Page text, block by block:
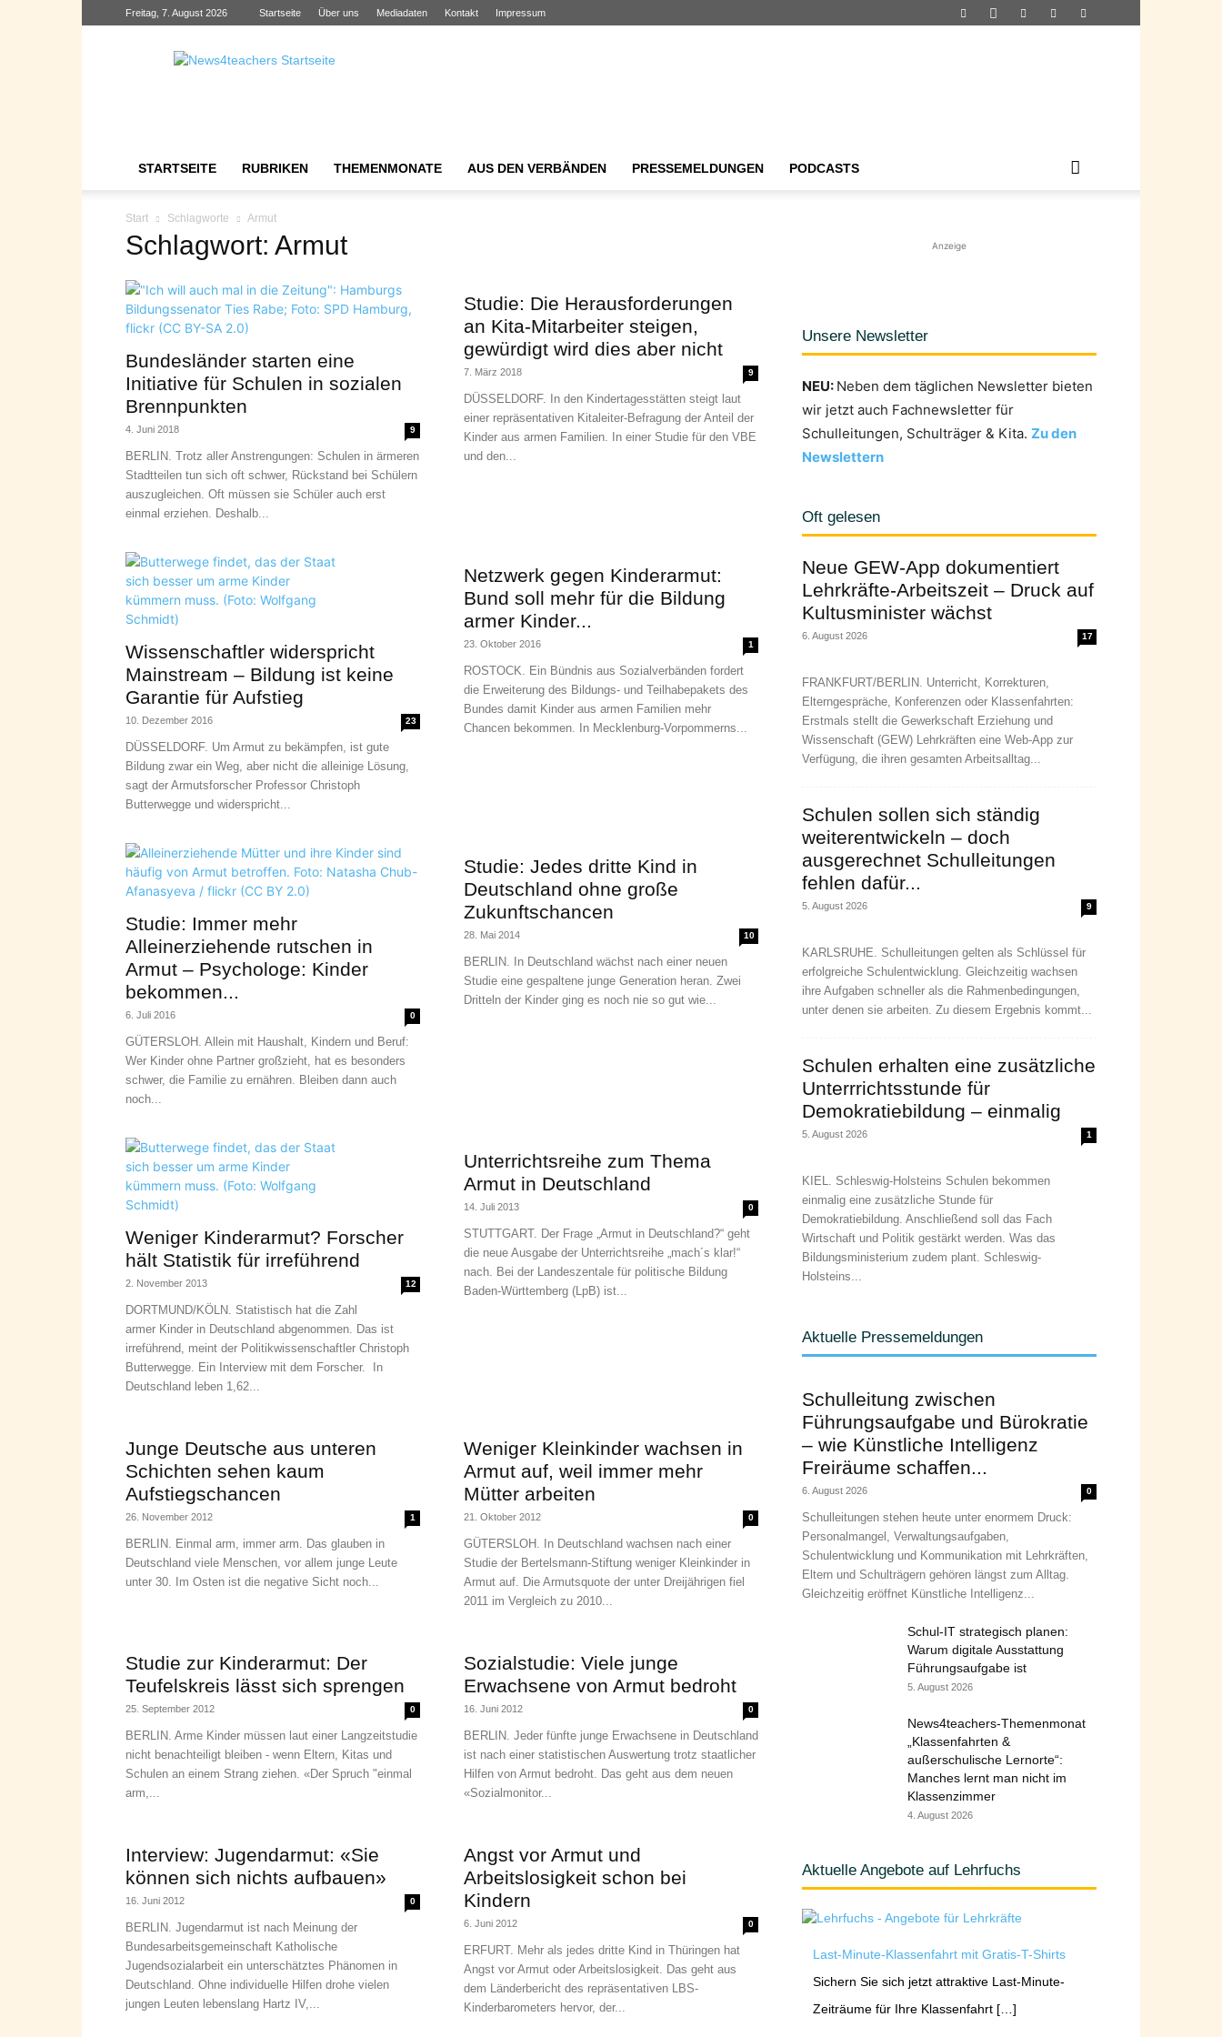
Freitag, 7. August 2026 Startseite Über uns Mediadaten Kontakt Impressum
News4teachers
STARTSEITE RUBRIKEN THEMENMONATE AUS DEN VERBÄNDEN PRESSEMELDUNGEN PODCASTS
Start Schlagworte Armut
Schlagwort: Armut
Bundesländer starten eine
Initiative für Schulen in sozialen
Brennpunkten
4. Juni 2018 9
BERLIN. Trotz aller Anstrengungen: Schulen in ärmeren
Stadtteilen tun sich oft schwer, Rückstand bei Schülern
auszugleichen. Oft müssen sie Schüler auch erst
einmal erziehen. Deshalb...
Studie: Die Herausforderungen
an Kita-Mitarbeiter steigen,
gewürdigt wird dies aber nicht
7. März 2018 9
DÜSSELDORF. In den Kindertagesstätten steigt laut
einer repräsentativen Kitaleiter-Befragung der Anteil der
Kinder aus armen Familien. In einer Studie für den VBE
und den...
Wissenschaftler widerspricht
Mainstream – Bildung ist keine
Garantie für Aufstieg
10. Dezember 2016 23
DÜSSELDORF. Um Armut zu bekämpfen, ist gute
Bildung zwar ein Weg, aber nicht die alleinige Lösung,
sagt der Armutsforscher Professor Christoph
Butterwegge und widerspricht...
Netzwerk gegen Kinderarmut:
Bund soll mehr für die Bildung
armer Kinder...
23. Oktober 2016 1
ROSTOCK. Ein Bündnis aus Sozialverbänden fordert
die Erweiterung des Bildungs- und Teilhabepakets des
Bundes damit Kinder aus armen Familien mehr
Chancen bekommen. In Mecklenburg-Vorpommerns...
Studie: Immer mehr
Alleinerziehende rutschen in
Armut – Psychologe: Kinder
bekommen...
6. Juli 2016 0
GÜTERSLOH. Allein mit Haushalt, Kindern und Beruf:
Wer Kinder ohne Partner großzieht, hat es besonders
schwer, die Familie zu ernähren. Bleiben dann auch
noch...
Studie: Jedes dritte Kind in
Deutschland ohne große
Zukunftschancen
28. Mai 2014 10
BERLIN. In Deutschland wächst nach einer neuen
Studie eine gespaltene junge Generation heran. Zwei
Dritteln der Kinder ging es noch nie so gut wie...
Weniger Kinderarmut? Forscher
hält Statistik für irreführend
2. November 2013 12
DORTMUND/KÖLN. Statistisch hat die Zahl
armer Kinder in Deutschland abgenommen. Das ist
irreführend, meint der Politikwissenschaftler Christoph
Butterwegge. Ein Interview mit dem Forscher. In
Deutschland leben 1,62...
Unterrichtsreihe zum Thema
Armut in Deutschland
14. Juli 2013 0
STUTTGART. Der Frage „Armut in Deutschland?“ geht
die neue Ausgabe der Unterrichtsreihe „mach´s klar!“
nach. Bei der Landeszentale für politische Bildung
Baden-Württemberg (LpB) ist...
Junge Deutsche aus unteren
Schichten sehen kaum
Aufstiegschancen
26. November 2012 1
BERLIN. Einmal arm, immer arm. Das glauben in
Deutschland viele Menschen, vor allem junge Leute
unter 30. Im Osten ist die negative Sicht noch...
Weniger Kleinkinder wachsen in
Armut auf, weil immer mehr
Mütter arbeiten
21. Oktober 2012 0
GÜTERSLOH. In Deutschland wachsen nach einer
Studie der Bertelsmann-Stiftung weniger Kleinkinder in
Armut auf. Die Armutsquote der unter Dreijährigen fiel
2011 im Vergleich zu 2010...
Studie zur Kinderarmut: Der
Teufelskreis lässt sich sprengen
25. September 2012 0
BERLIN. Arme Kinder müssen laut einer Langzeitstudie
nicht benachteiligt bleiben - wenn Eltern, Kitas und
Schulen an einem Strang ziehen. «Der Spruch "einmal
arm,...
Sozialstudie: Viele junge
Erwachsene von Armut bedroht
16. Juni 2012 0
BERLIN. Jeder fünfte junge Erwachsene in Deutschland
ist nach einer statistischen Auswertung trotz staatlicher
Hilfen von Armut bedroht. Das geht aus dem neuen
«Sozialmonitor...
Interview: Jugendarmut: «Sie
können sich nichts aufbauen»
16. Juni 2012 0
BERLIN. Jugendarmut ist nach Meinung der
Bundesarbeitsgemeinschaft Katholische
Jugendsozialarbeit ein unterschätztes Phänomen in
Deutschland. Ohne individuelle Hilfen drohe vielen
jungen Leuten lebenslang Hartz IV,...
Angst vor Armut und
Arbeitslosigkeit schon bei
Kindern
6. Juni 2012 0
ERFURT. Mehr als jedes dritte Kind in Thüringen hat
Angst vor Armut oder Arbeitslosigkeit. Das geht aus
dem Länderbericht des repräsentativen LBS-
Kinderbarometers hervor, der...
Anzeige
Unsere Newsletter
NEU: Neben dem täglichen Newsletter bieten
wir jetzt auch Fachnewsletter für
Schulleitungen, Schulträger & Kita. Zu den
Newslettern
Oft gelesen
Neue GEW-App dokumentiert
Lehrkräfte-Arbeitszeit – Druck auf
Kultusminister wächst
6. August 2026 17
FRANKFURT/BERLIN. Unterricht, Korrekturen,
Elterngespräche, Konferenzen oder Klassenfahrten:
Erstmals stellt die Gewerkschaft Erziehung und
Wissenschaft (GEW) Lehrkräften eine Web-App zur
Verfügung, die ihren gesamten Arbeitsalltag...
Schulen sollen sich ständig
weiterentwickeln – doch
ausgerechnet Schulleitungen
fehlen dafür...
5. August 2026 9
KARLSRUHE. Schulleitungen gelten als Schlüssel für
erfolgreiche Schulentwicklung. Gleichzeitig wachsen
ihre Aufgaben schneller als die Rahmenbedingungen,
unter denen sie arbeiten. Zu diesem Ergebnis kommt...
Schulen erhalten eine zusätzliche
Unterrrichtsstunde für
Demokratiebildung – einmalig
5. August 2026 1
KIEL. Schleswig-Holsteins Schulen bekommen
einmalig eine zusätzliche Stunde für
Demokratiebildung. Anschließend soll das Fach
Wirtschaft und Politik gestärkt werden. Was das
Bildungsministerium zudem plant. Schleswig-
Holsteins...
Aktuelle Pressemeldungen
Schulleitung zwischen
Führungsaufgabe und Bürokratie
– wie Künstliche Intelligenz
Freiräume schaffen...
6. August 2026 0
Schulleitungen stehen heute unter enormem Druck:
Personalmangel, Verwaltungsaufgaben,
Schulentwicklung und Kommunikation mit Lehrkräften,
Eltern und Schulträgern gehören längst zum Alltag.
Gleichzeitig eröffnet Künstliche Intelligenz...
Schul-IT strategisch planen:
Warum digitale Ausstattung
Führungsaufgabe ist
5. August 2026
News4teachers-Themenmonat
„Klassenfahrten &
außerschulische Lernorte“:
Manches lernt man nicht im
Klassenzimmer
4. August 2026
Aktuelle Angebote auf Lehrfuchs
Last-Minute-Klassenfahrt mit Gratis-T-Shirts
Sichern Sie sich jetzt attraktive Last-Minute-
Zeiträume für Ihre Klassenfahrt […]